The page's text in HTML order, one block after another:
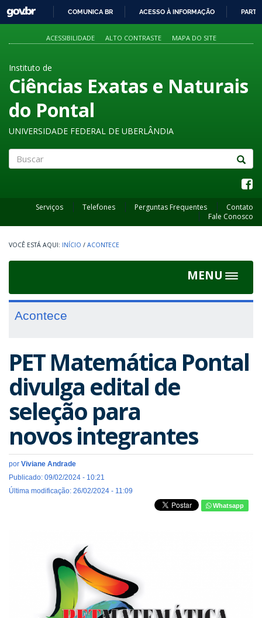
PARA
O
GOVBR
COMUNICA BR ACESSO À INFORMAÇÃO
ACESSIBILIDADE ALTO CONTRASTE MAPA DO SITE
Instituto de
Ciências Exatas e Naturais
do Pontal
UNIVERSIDADE FEDERAL DE UBERLÂNDIA
Serviços Telefones Perguntas Frequentes
Contato
Fale Conosco
INÍCIO / ACONTECE
MENU
Toggle
Acontece
PET Matemática Pontal
divulga edital de
seleção para
novos integrantes
por Viviane Andrade
Publicado: 09/02/2024 - 10:21
Última modificação: 26/02/2024 - 11:09
Whatsapp